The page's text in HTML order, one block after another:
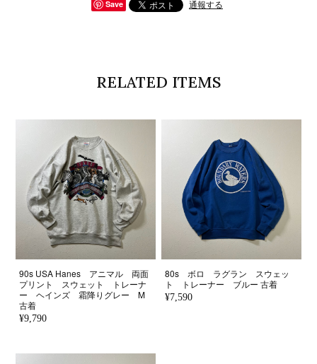
Save 通報する
RELATED ITEMS
90s USA Hanes アニマル 両面
プリント スウェット トレーナ
ー ヘインズ 霜降りグレー M
古着
¥9,790
80s ボロ ラグラン スウェッ
ト トレーナー ブルー 古着
¥7,590